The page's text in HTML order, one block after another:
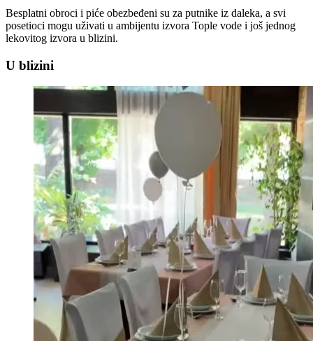
Besplatni obroci i piće obezbeđeni su za putnike iz daleka, a svi
posetioci mogu uživati u ambijentu izvora Tople vode i još jednog
lekovitog izvora u blizini.
U blizini